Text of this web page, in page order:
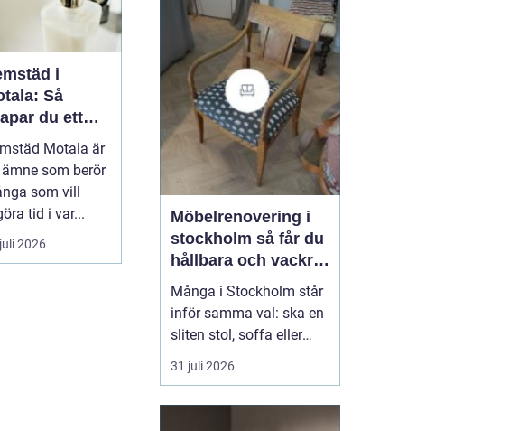
i
Så
du ett
hem utan
Motala är
som berör
som vill
tid i var...
2026
smuts och gamla
beläggningar gör att
material åldras snabbare
och försämrar
slutresultatet vid
målning eller annan
behandling. Här31 juli
Möbelrenovering i
stockholm så får du
hållbara och vackra
möbler
Många i Stockholm står
inför samma val: ska en
sliten stol, soffa eller
fåtölj slängas, säljas
billigt eller renoveras?
31 juli 2026